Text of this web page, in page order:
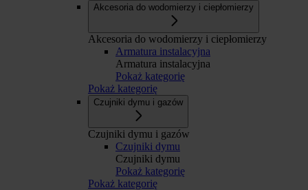
Akcesoria do wodomierzy i ciepłomierzy
Akcesoria do wodomierzy i ciepłomierzy
Armatura instalacyjna
Armatura instalacyjna
Pokaż kategorię
Pokaż kategorię
Czujniki dymu i gazów
Czujniki dymu i gazów
Czujniki dymu
Czujniki dymu
Pokaż kategorię
Pokaż kategorię